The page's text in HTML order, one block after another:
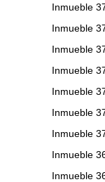
Inmueble
Inmueble
Inmueble
Inmueble
Inmueble
Inmueble
Inmueble
Inmueble
Inmueble